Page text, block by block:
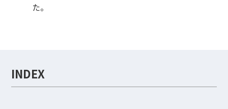
た。
INDEX